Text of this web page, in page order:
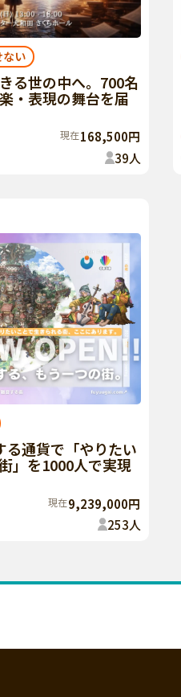
い
る世の中へ。700名
・表現の舞台を届
現在168,500円
39人
通貨で「やりたい
」を1000人で実現
現在9,239,000円
253人